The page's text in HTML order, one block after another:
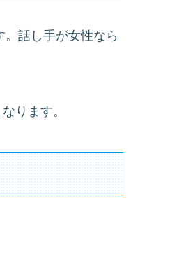
話し手が女性なら
ります。